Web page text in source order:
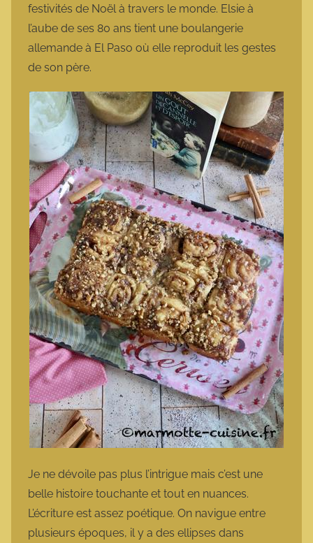
festivités de Noël à travers le monde. Elsie à
l’aube de ses 80 ans tient une boulangerie
allemande à El Paso où elle reproduit les gestes
de son père.
Je ne dévoile pas plus l’intrigue mais c’est une
belle histoire touchante et tout en nuances.
L’écriture est assez poétique. On navigue entre
plusieurs époques, il y a des ellipses dans